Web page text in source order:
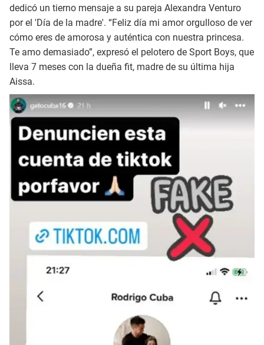
dedicó un tierno mensaje a su pareja Alexandra Venturo
por el 'Día de la madre'. “Feliz día mi amor orgulloso de ver
cómo eres de amorosa y auténtica con nuestra princesa.
Te amo demasiado”, expresó el pelotero de Sport Boys, que
lleva 7 meses con la dueña fit, madre de su última hija
Aissa.